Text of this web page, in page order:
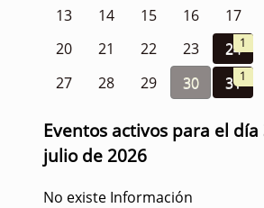
13
14 15 16 17
20
21 22 23 241
27
28 29 30 311
Eventos activos para el día
julio de 2026
No existe Información